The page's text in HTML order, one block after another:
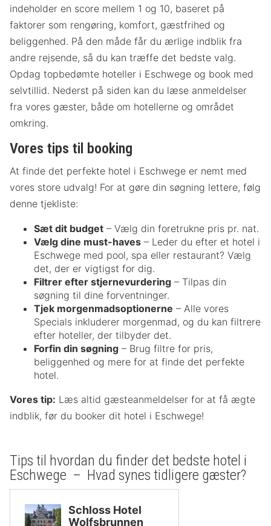
indeholder en score mellem 1 og 10, baseret på
faktorer som rengøring, komfort, gæstfrihed og
beliggenhed. På den måde får du ærlige indblik fra
andre rejsende, så du kan træffe det bedste valg.
Opdag topbedømte hoteller i Eschwege og book med
selvtillid. Nederst på siden kan du læse anmeldelser
fra vores gæster, både om hotellerne og området
omkring.
Vores tips til booking
At finde det perfekte hotel i Eschwege er nemt med
vores store udvalg! For at gøre din søgning lettere, følg
denne tjekliste:
Sæt dit budget – Vælg din foretrukne pris pr. nat.
Vælg dine must-haves – Leder du efter et hotel i
Eschwege med pool, spa eller restaurant? Vælg
det, der er vigtigst for dig.
Filtrer efter stjernevurdering – Tilpas din
søgning til dine forventninger.
Tjek morgenmadsoptionerne – Alle vores
Specials inkluderer morgenmad, og du kan filtrere
efter hoteller, der tilbyder det.
Forfin din søgning – Brug filtre for pris,
beliggenhed og mere for at finde det perfekte
hotel.
Vores tip: Læs altid gæsteanmeldelser for at få ægte
indblik, før du booker dit hotel i Eschwege!
Tips til hvordan du finder det bedste hotel i
Eschwege – Hvad synes tidligere gæster?
Schloss Hotel
Wolfsbrunnen